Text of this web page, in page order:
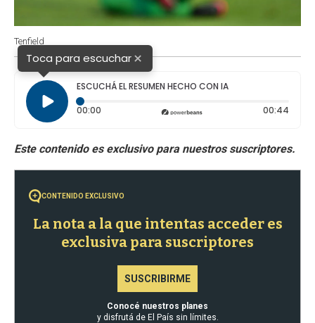
Tenfield
Toca para escuchar×
ESCUCHÁ EL RESUMEN HECHO CON IA
00:00 Tiempo transcurrido: 0 segundos 00:44
CONTENIDO EXCLUSIVO
La nota a la que intentas acceder es
exclusiva para suscriptores
SUSCRIBIRME
Conocé nuestros planes
y disfrutá de El País sin límites.